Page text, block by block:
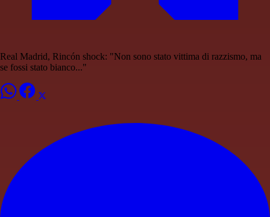
Real Madrid, Rincón shock: "Non sono stato vittima di razzismo, ma
se fossi stato bianco..."